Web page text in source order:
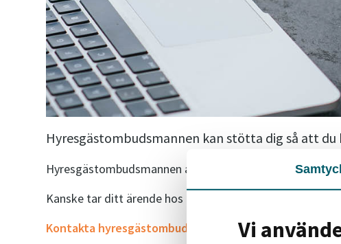
Vi
Hyresgästombudsmannen kan stötta dig så att du
Hyresgästombudsmannen arbetar för Victoriahem med
Kanske tar ditt ärende hos oss lång tid att lösa. Eller så
Kontakta hyresgästombudsmannen här